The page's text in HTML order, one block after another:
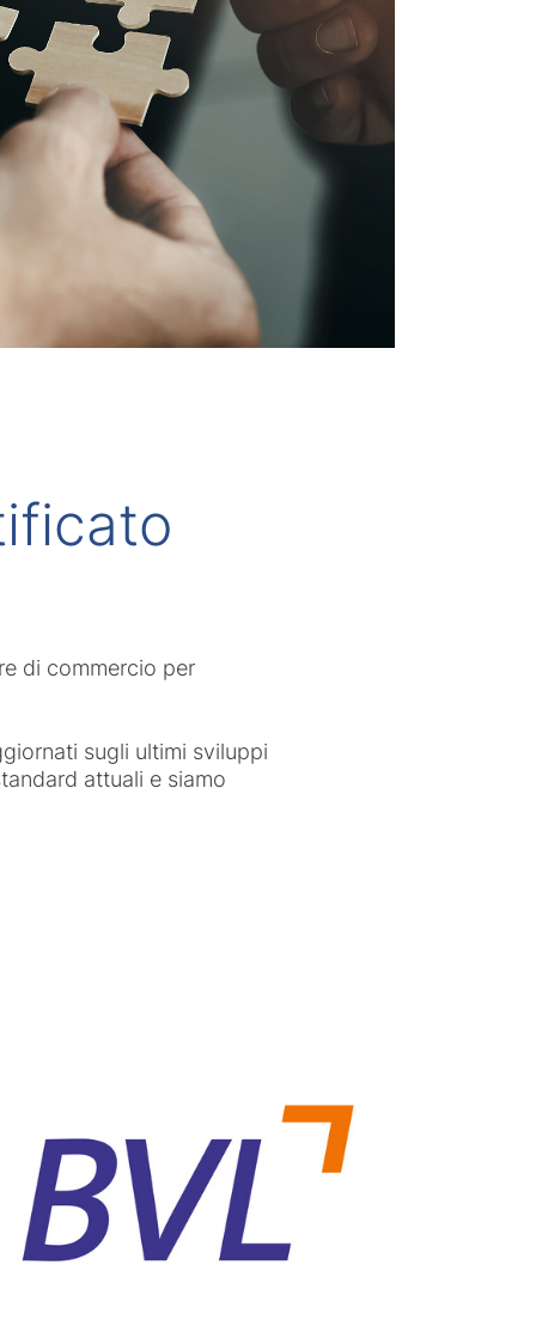
di commercio per
sugli ultimi sviluppi
attuali e siamo